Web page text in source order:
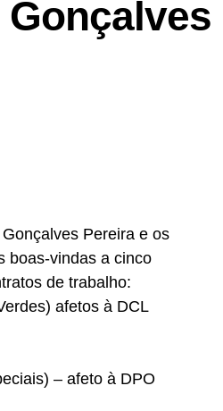
Pereira e os
boas-vindas a cinco
de trabalho:
afetos à DCL
– afeto à DPO